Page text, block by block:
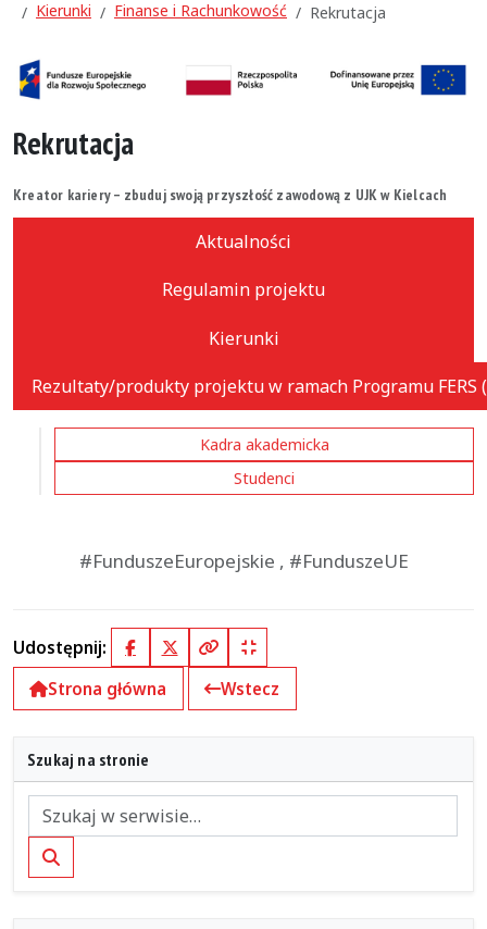
Kierunki
Finanse i Rachunkowość Rekrutacja
Rekrutacja
Kreator kariery – zbuduj swoją przyszłość zawodową z UJK w Kielcach
Aktualności
Regulamin projektu
Kierunki
Rezultaty/produkty projektu w ramach Programu
Kadra akademicka
Studenci
#FunduszeEuropejskie , #FunduszeUE
Udostępnij: FacebookX (Twitter)
Kopiuj pełny link
Kopiuj krótki link
Strona główna
Wstecz
Szukaj na stronie
Szukaj